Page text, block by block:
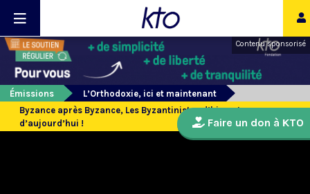
Contenu sponsorisé
Émissions
L’Orthodoxie, ici et maintenant
Byzance après Byzance, Les Byzantinistes d’hier, et
d’aujourd’hui !
Faire un don à KTO